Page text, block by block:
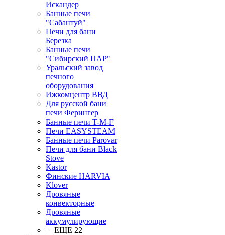
Искандер
Банные печи
"Сабантуй"
Печи для бани
Березка
Банные печи
"Сибирский ПАР"
Уральский завод
печного
оборудования
Ижкомцентр ВВД
Для русской бани
печи Ферингер
Банные печи T-M-F
Печи EASYSTEAM
Банные печи Parovar
Печи для бани Black
Stove
Kastor
Финские HARVIA
Klover
Дровяные
конвекторные
Дровяные
аккумулирующие
+ ЕЩЕ 22